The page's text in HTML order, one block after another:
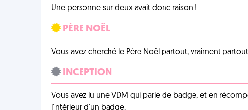
Une personne sur deux avait donc raison !
PÈRE NOËL
Vous avez cherché le Père Noël partout, vraiment
INCEPTION
Vous avez lu une VDM qui parle de badge, et en
l'intérieur d'un badge.